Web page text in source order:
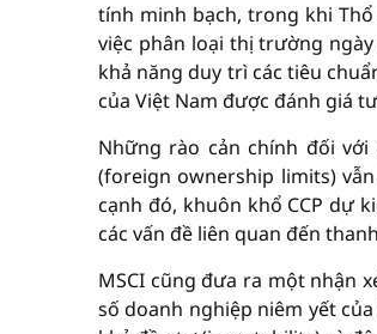
tính minh bạch, trong khi
việc phân loại thị trường
khả năng duy trì các tiêu
của Việt Nam được đánh giá
Những rào cản chính đối
(foreign ownership limits)
cạnh đó, khuôn khổ CCP dự
các vấn đề liên quan đến
MSCI cũng đưa ra một nhận
số doanh nghiệp niêm yết